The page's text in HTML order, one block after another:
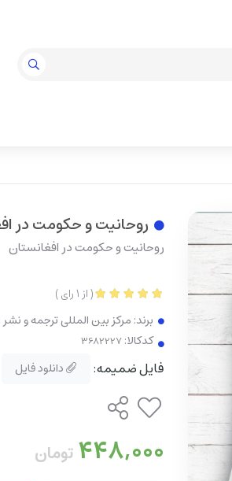
روحانیت و حکومت در
روحانیت و حکومت در افغانستان
(از 1رای)
برند: مرکز بین المللی ترجمه و
کدکالا:
فایل ضمیمه: دانلود فایل
448,000 تومان